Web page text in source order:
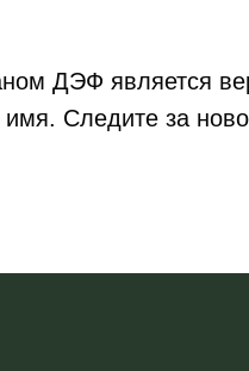
ДЭФ является
Следите за